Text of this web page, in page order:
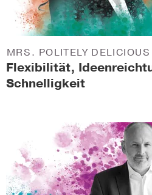
Flexibilität,
Schnelligkeit
MRS. POLITELY DELICIOUS